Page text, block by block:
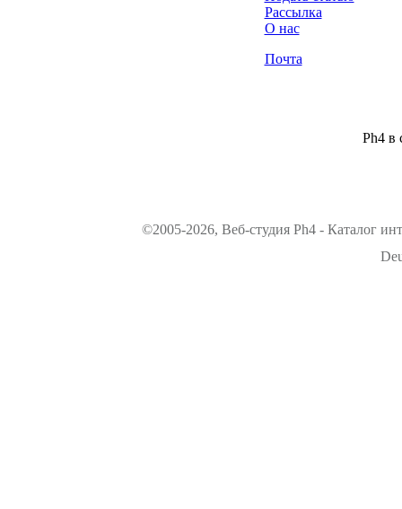
Рассылка
О нас
Почта
Ph4 в
©2005-2026, Веб-студия Ph4 - Каталог